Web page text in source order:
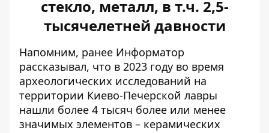
стекло, металл, в т.ч. 2,5-
тысячелетней давности
Напомним, ранее Информатор
рассказывал, что в 2023 году во время
археологических исследований на
территории Киево-Печерской лавры
нашли более 4 тысяч более или менее
значимых элементов – керамических